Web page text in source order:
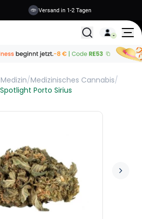
Versand in 1-2 Tagen
Alle
/Medizinisches Cannabis/
Porto Sirius